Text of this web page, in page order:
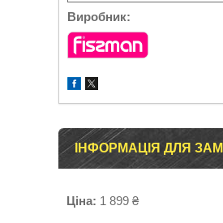
Виробник:
ІНФОРМАЦІЯ ДЛЯ
Ціна: 1 899 ₴